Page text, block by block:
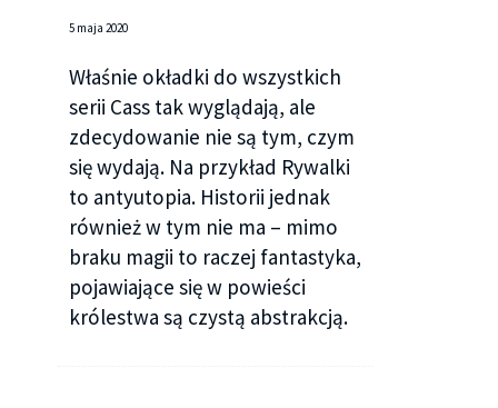
5 maja 2020
Właśnie okładki do wszystkich
serii Cass tak wyglądają, ale
zdecydowanie nie są tym, czym
się wydają. Na przykład Rywalki
to antyutopia. Historii jednak
również w tym nie ma – mimo
braku magii to raczej fantastyka,
pojawiające się w powieści
królestwa są czystą abstrakcją.